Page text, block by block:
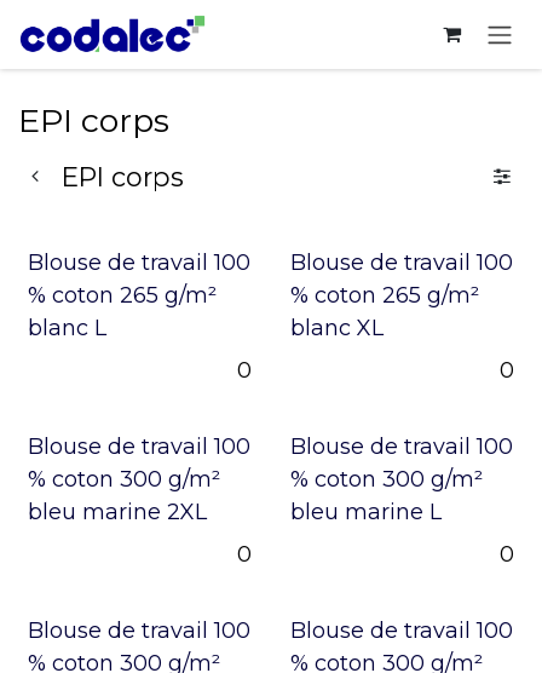
Se rendre au contenu
EPI corps
EPI corps
Blouse de travail 100
% coton 265 g/m²
blanc L
0
Blouse de travail 100
% coton 265 g/m²
blanc XL
0
Blouse de travail 100
% coton 300 g/m²
bleu marine 2XL
0
Blouse de travail 100
% coton 300 g/m²
bleu marine L
0
Blouse de travail 100
% coton 300 g/m²
Blouse de travail 100
% coton 300 g/m²